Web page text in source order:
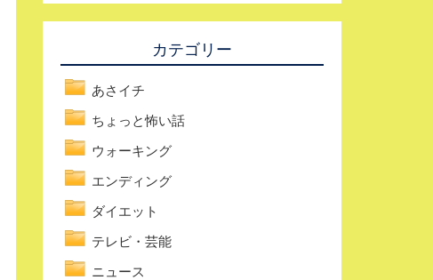
カテゴリー
あさイチ
ちょっと怖い話
ウォーキング
エンディング
ダイエット
テレビ・芸能
ニュース